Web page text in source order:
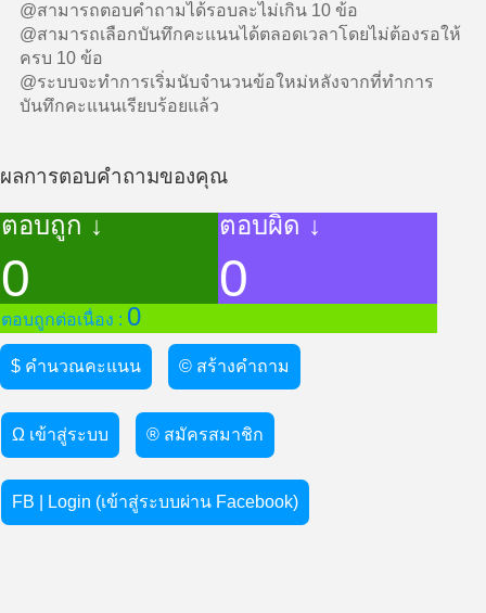
@สามารถตอบคำถามได้รอบละไม่เกิน 10 ข้อ
@สามารถเลือกบันทึกคะแนนได้ตลอดเวลาโดยไม่ต้องรอให้
ครบ 10 ข้อ
@ระบบจะทำการเริ่มนับจำนวนข้อใหม่หลังจากที่ทำการ
บันทึกคะแนนเรียบร้อยแล้ว
ผลการตอบคำถามของคุณ
ตอบถูก ↓ ตอบผิด ↓
0 0
ตอบถูกต่อเนื่อง : 0
$ คำนวณคะแนน © สร้างคำถาม
Ω เข้าสู่ระบบ ® สมัครสมาชิก
FB | Login (เข้าสู่ระบบผ่าน Facebook)